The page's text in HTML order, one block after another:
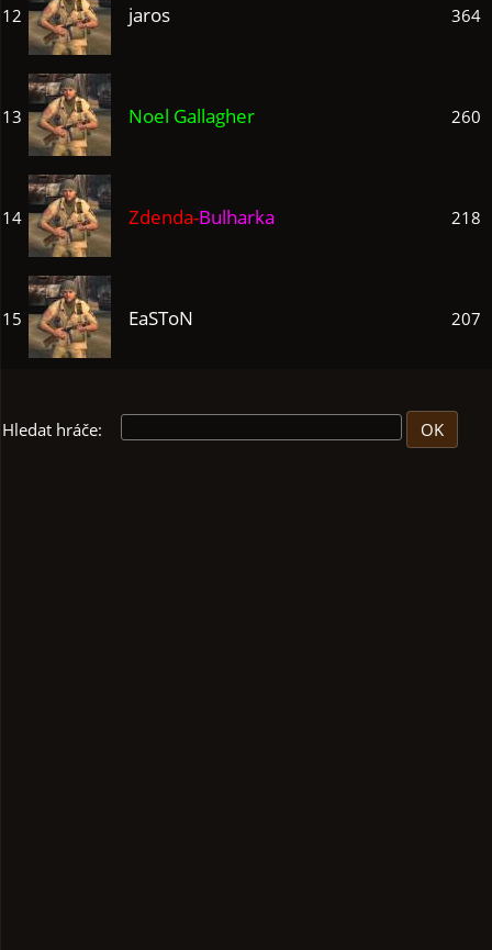
12 jaros 364
13 Noel Gallagher 260
14 Zdenda-Bulharka 218
15 EaSToN 207
Hledat hráče: